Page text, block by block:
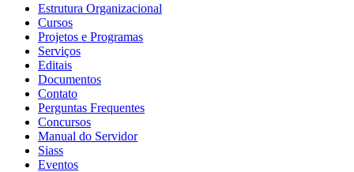
Estrutura Organizacional
Cursos
Projetos e Programas
Serviços
Editais
Documentos
Contato
Perguntas Frequentes
Concursos
Manual do Servidor
Siass
Eventos